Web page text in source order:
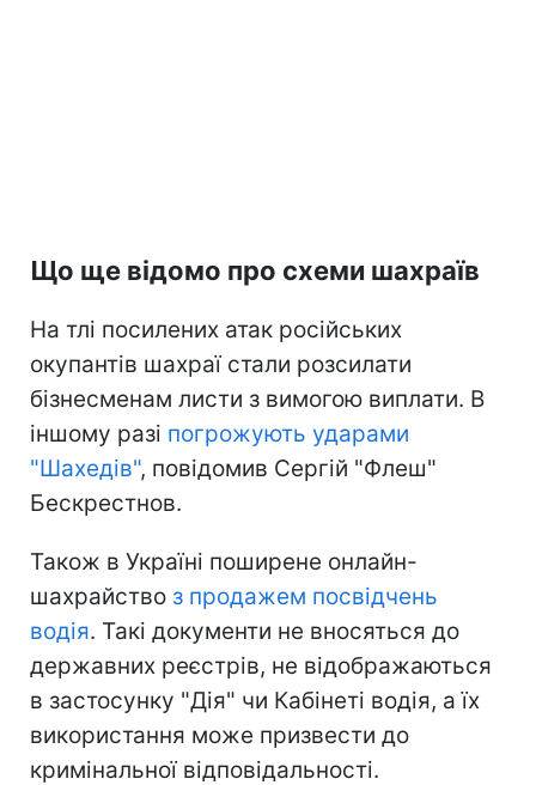
Що ще відомо про схеми шахраїв
На тлі посилених атак російських
окупантів шахраї стали розсилати
бізнесменам листи з вимогою виплати. В
іншому разі погрожують ударами
"Шахедів", повідомив Сергій "Флеш"
Бескрестнов.
Також в Україні поширене онлайн-
шахрайство з продажем посвідчень
водія. Такі документи не вносяться до
державних реєстрів, не відображаються
в застосунку "Дія" чи Кабінеті водія, а їх
використання може призвести до
кримінальної відповідальності.